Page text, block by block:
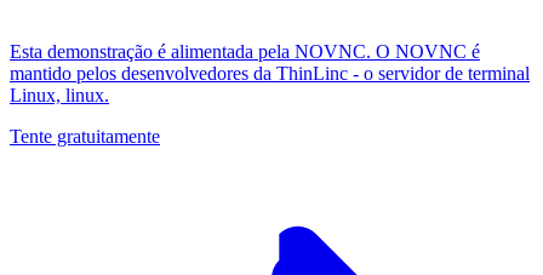
Esta demonstração é alimentada pela NOVNC. O NOVNC é
mantido pelos desenvolvedores da ThinLinc - o servidor de terminal
Linux, linux.
Tente gratuitamente